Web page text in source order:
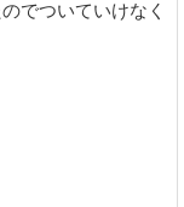
でついていけなく